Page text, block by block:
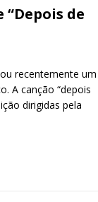
de
recentemente um
A canção “depois
dirigidas pela